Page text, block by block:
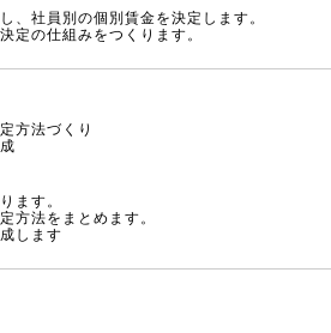
、社員別の個別賃金を決定します。
定の仕組みをつくります。
方法づくり
ます。
方法をまとめます。
します